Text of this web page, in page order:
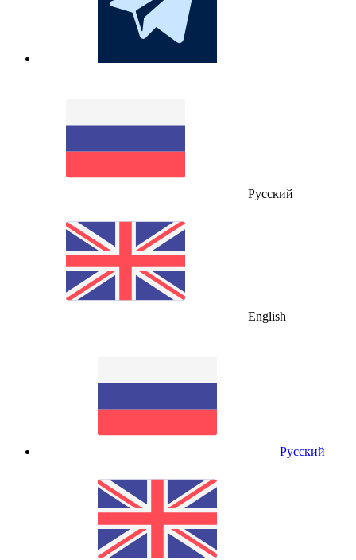
Русский
English
Русский